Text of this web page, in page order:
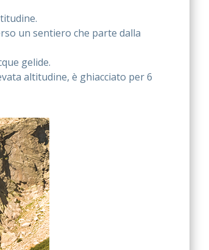
un sentiero che parte dalla
gelide.
altitudine, è ghiacciato per 6